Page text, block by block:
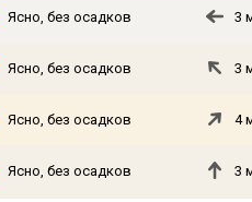
Ясно, без осадков 3
Ясно, без осадков 3
Ясно, без осадков 4
Ясно, без осадков 3